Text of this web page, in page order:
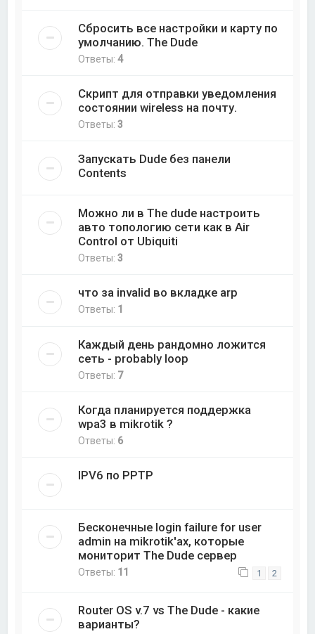
Сбросить все настройки и карту по
умолчанию. The Dude
Ответы:4
Скрипт для отправки уведомления
состоянии wireless на почту.
Ответы:3
Запускать Dude без панели
Contents
Можно ли в The dude настроить
авто топологию сети как в Air
Control от Ubiquiti
Ответы:3
что за invalid во вкладке arp
Ответы: 1
Каждый день рандомно ложится
сеть - probably loop
Ответы: 7
Когда планируется поддержка
wpa3 в mikrotik ?
Ответы: 6
IPV6 по PPTP
Бесконечные login failure for user
admin на mikrotik'ах, которые
мониторит The Dude сервер
Ответы: 11 1 2
Router OS v.7 vs The Dude - какие
варианты?